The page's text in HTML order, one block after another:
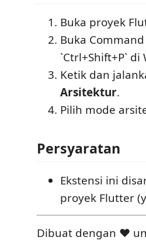
Buka proyek
Buka
`Ctrl+Shift+P` di
Ketik dan
Arsitektur.
Pilih mode
Persyaratan
Ekstensi ini
proyek Flutter
Dibuat dengan ❤️